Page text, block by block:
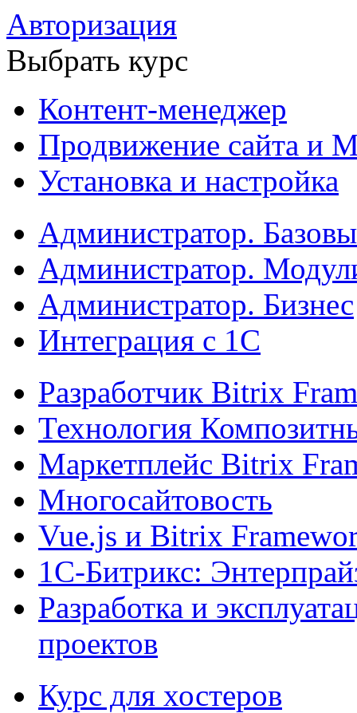
Авторизация
Выбрать курс
Контент-менеджер
Продвижение сайта и
Установка и настройка
Администратор.
Администратор.
Администратор. Бизнес
Интеграция с 1С
Разработчик Bitrix
Технология
Маркетплейс Bitrix
Многосайтовость
Vue.js и Bitrix
1С-Битрикс:
Разработка и
проектов
Курс для хостеров